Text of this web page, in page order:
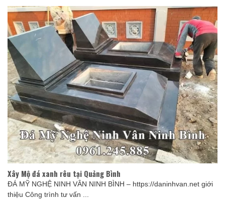
Xây Mộ đá xanh rêu tại Quảng Bình
ĐÁ MỸ NGHỆ NINH VÂN NINH BÌNH – https://daninhvan.net giới
thiệu Công trình tư vấn ...